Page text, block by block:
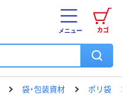
カゴ
メニュー
袋・包装資材 ポリ袋